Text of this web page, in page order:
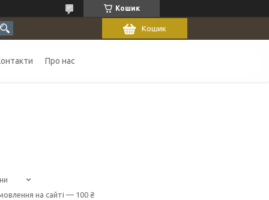
Кошик
Кошик
Про нас
на сайті — 100 ₴